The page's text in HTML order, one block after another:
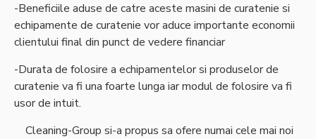
-Beneficiile aduse de catre aceste masini de curatenie si
echipamente de curatenie vor aduce importante economii
clientului final din punct de vedere financiar
-Durata de folosire a echipamentelor si produselor de
curatenie va fi una foarte lunga iar modul de folosire va fi
usor de intuit.
Cleaning-Group si-a propus sa ofere numai cele mai noi